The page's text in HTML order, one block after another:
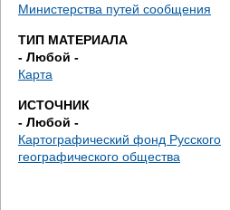
з
д
с
ь
Министерства путей сообщения
ТИП МАТЕРИАЛА
- Любой -
Карта
ИСТОЧНИК
- Любой -
Картографический фонд Русского
географического общества